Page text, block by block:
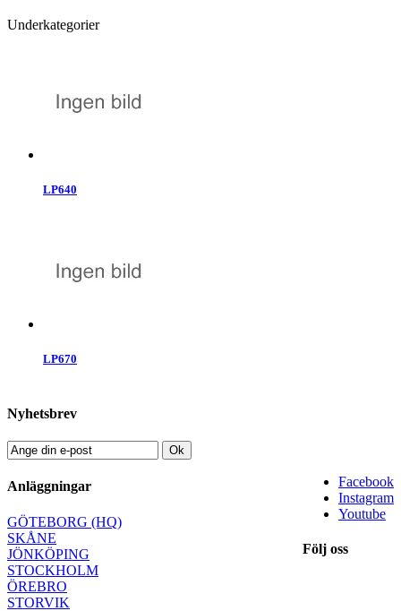
Underkategorier
LP640
LP670
Nyhetsbrev
Ok
Facebook
Instagram
Youtube
Följ oss
Anläggningar
GÖTEBORG (HQ)
SKÅNE
JÖNKÖPING
STOCKHOLM
ÖREBRO
STORVIK